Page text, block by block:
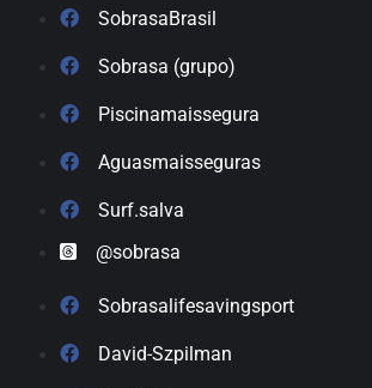
SobrasaBrasil
Sobrasa (grupo)
Piscinamaissegura
Aguasmaisseguras
Surf.salva
@sobrasa
Sobrasalifesavingsport
David-Szpilman